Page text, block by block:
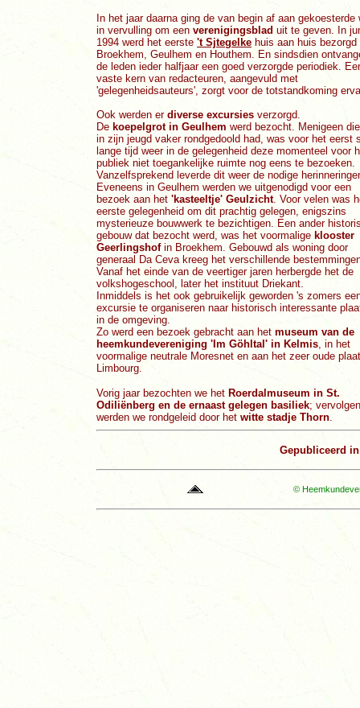
In het jaar daarna ging de van begin af aan gekoesterde
in vervulling om een verenigingsblad uit te geven. In
1994 werd het eerste 't Sjtegelke huis aan huis bezorgd
Broekhem, Geulhem en Houthem. En sindsdien
de leden ieder halfjaar een goed verzorgde periodiek.
vaste kern van redacteuren, aangevuld met
'gelegenheidsauteurs', zorgt voor de totstandkoming
Ook werden er diverse excursies verzorgd.
De koepelgrot in Geulhem werd bezocht. Menigeen
in zijn jeugd vaker rondgedoold had, was voor het eerst
lange tijd weer in de gelegenheid deze momenteel voor
publiek niet toegankelijke ruimte nog eens te bezoeken.
Vanzelfsprekend leverde dit weer de nodige
Eveneens in Geulhem werden we uitgenodigd voor een
bezoek aan het 'kasteeltje' Geulzicht. Voor velen was
eerste gelegenheid om dit prachtig gelegen, enigszins
mysterieuze bouwwerk te bezichtigen. Een ander
gebouw dat bezocht werd, was het voormalige klooster
Geerlingshof in Broekhem. Gebouwd als woning door
generaal Da Ceva kreeg het verschillende
Vanaf het einde van de veertiger jaren herbergde het de
volkshogeschool, later het instituut Driekant.
Inmiddels is het ook gebruikelijk geworden 's zomers
excursie te organiseren naar historisch interessante
in de omgeving.
Zo werd een bezoek gebracht aan het museum van de
heemkundevereniging 'Im Göhltal' in Kelmis, in het
voormalige neutrale Moresnet en aan het zeer oude
Limbourg.
Vorig jaar bezochten we het Roerdalmuseum in St.
Odiliënberg en de ernaast gelegen basiliek;
werden we rondgeleid door het witte stadje Thorn.
Gepubliceerd
©